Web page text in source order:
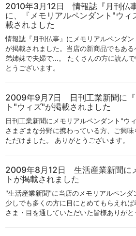
2010年3月12日 情報誌『月刊仏
に、『メモリアルペンダント"ウィ
載されました
情報誌『月刊仏事』にメモリアルペンダ
が掲載されました。当店の新商品でもあ
弟姉妹で夫婦で…。 たくさんの方に読ん
とうございます。
2009年9月7日 日刊工業新聞に『
ト"ウィズ"が掲載されました
日刊工業新聞にメモリアルペンダント"ウ
さまざまな分野に携わっている方、ご興
ただけました。 ありがとうございます。
2009年8月12日 生活産業新聞に
トが掲載されました
"生活産業新聞"に当店のメモリアルペンダ
少しでも多くの方に目にとめてもらえれ
さま・目を通していただいた皆様ありがと